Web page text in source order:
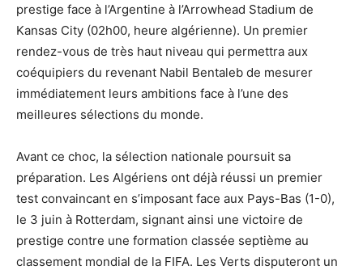
prestige face à l’Argentine à l’Arrowhead Stadium de
Kansas City (02h00, heure algérienne). Un premier
rendez-vous de très haut niveau qui permettra aux
coéquipiers du revenant Nabil Bentaleb de mesurer
immédiatement leurs ambitions face à l’une des
meilleures sélections du monde.
Avant ce choc, la sélection nationale poursuit sa
préparation. Les Algériens ont déjà réussi un premier
test convaincant en s’imposant face aux Pays-Bas (1-0),
le 3 juin à Rotterdam, signant ainsi une victoire de
prestige contre une formation classée septième au
classement mondial de la FIFA. Les Verts disputeront un